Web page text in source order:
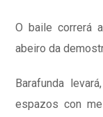
O baile correrá
abeiro da
Barafunda
espazos con